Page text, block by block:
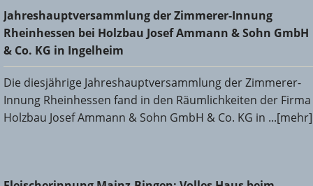
Jahreshauptversammlung der Zimmerer-Innung
Rheinhessen bei Holzbau Josef Ammann & Sohn GmbH &
Co. KG in Ingelheim
Jahreshauptversammlung der Zimmerer-Innung
Rheinhessen bei Holzbau Josef Ammann & Sohn GmbH
& Co. KG in Ingelheim
Die diesjährige Jahreshauptversammlung der Zimmerer-
Innung Rheinhessen fand in den Räumlichkeiten der Firma
Holzbau Josef Ammann & Sohn GmbH & Co. KG in ...[mehr]
Fleischerinnung Mainz-Bingen: Volles Haus beim